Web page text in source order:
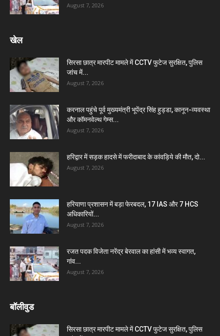
August 7, 2026
खेल
सिरसा छात्र मारपीट मामले में CCTV फुटेज सुरक्षित, पुलिस
जांच में...
August 7, 2026
करनाल पहुंचे पूर्व मुख्यमंत्री भूपेंद्र सिंह हुड्डा, कानून-व्यवस्था
और कॉमनवेल्थ गेम्स...
August 7, 2026
हरिद्वार में सड़क हादसे में फरीदाबाद के कांवड़िये की मौत, दो...
August 7, 2026
हरियाणा प्रशासन में बड़ा फेरबदल, 17 IAS और 7 HCS
अधिकारियों...
August 7, 2026
रजत पदक विजेता नरेंद्र बेरवाल का हांसी में भव्य स्वागत,
गांव...
August 7, 2026
बॉलीवुड
सिरसा छात्र मारपीट मामले में CCTV फुटेज सुरक्षित, पुलिस